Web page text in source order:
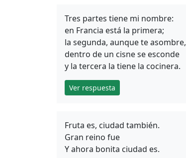
Tres partes tiene mi nombre:
en Francia está la primera;
la segunda, aunque te asombre,
dentro de un cisne se esconde
y la tercera la tiene la cocinera.
Ver respuesta
Fruta es, ciudad también.
Gran reino fue
Y ahora bonita ciudad es.